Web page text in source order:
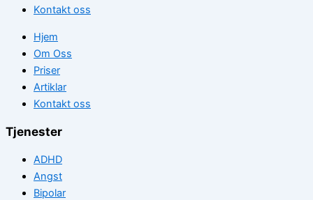
Kontakt oss
Hjem
Om Oss
Priser
Artiklar
Kontakt oss
Tjenester
ADHD
Angst
Bipolar